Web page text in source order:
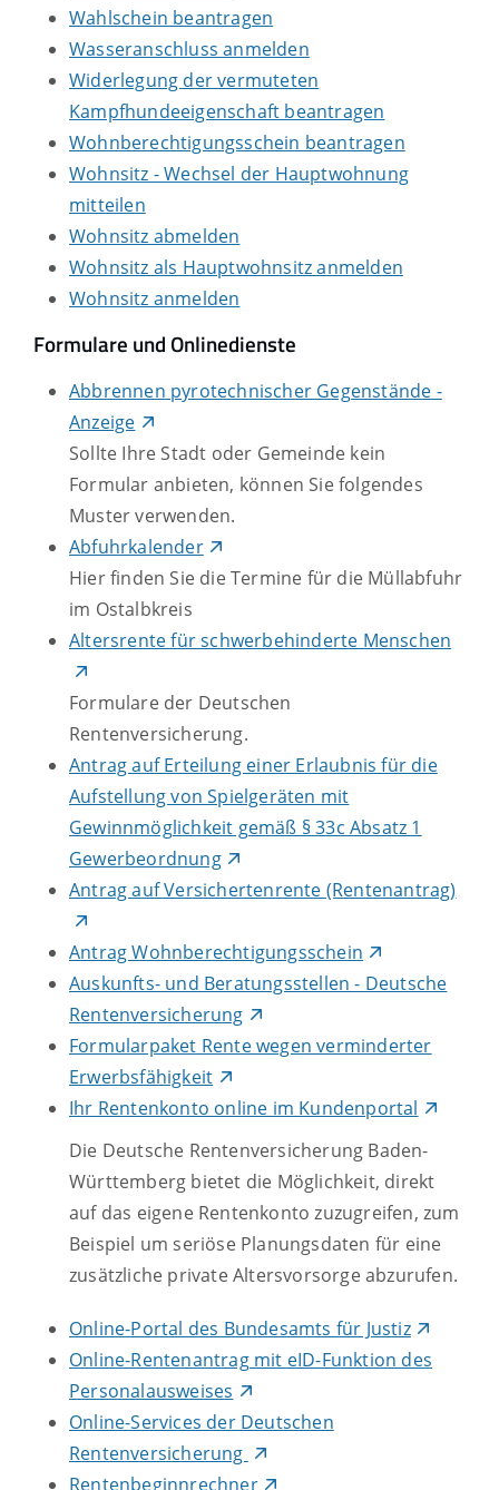
Wahlschein beantragen
Wasseranschluss anmelden
Widerlegung der vermuteten
Kampfhundeeigenschaft beantragen
Wohnberechtigungsschein beantragen
Wohnsitz - Wechsel der Hauptwohnung
mitteilen
Wohnsitz abmelden
Wohnsitz als Hauptwohnsitz anmelden
Wohnsitz anmelden
Formulare und Onlinedienste
Abbrennen pyrotechnischer Gegenstände -
Anzeige
Sollte Ihre Stadt oder Gemeinde kein
Formular anbieten, können Sie folgendes
Muster verwenden.
Abfuhrkalender
Hier finden Sie die Termine für die Müllabfuhr
im Ostalbkreis
Altersrente für schwerbehinderte Menschen
Formulare der Deutschen
Rentenversicherung.
Antrag auf Erteilung einer Erlaubnis für die
Aufstellung von Spielgeräten mit
Gewinnmöglichkeit gemäß § 33c Absatz 1
Gewerbeordnung
Antrag auf Versichertenrente (Rentenantrag)
Antrag Wohnberechtigungsschein
Auskunfts- und Beratungsstellen - Deutsche
Rentenversicherung
Formularpaket Rente wegen verminderter
Erwerbsfähigkeit
Ihr Rentenkonto online im Kundenportal
Die Deutsche Rentenversicherung Baden-
Württemberg bietet die Möglichkeit, direkt
auf das eigene Rentenkonto zuzugreifen, zum
Beispiel um seriöse Planungsdaten für eine
zusätzliche private Altersvorsorge abzurufen.
Online-Portal des Bundesamts für Justiz
Online-Rentenantrag mit eID-Funktion des
Personalausweises
Online-Services der Deutschen
Rentenversicherung
Rentenbeginnrechner